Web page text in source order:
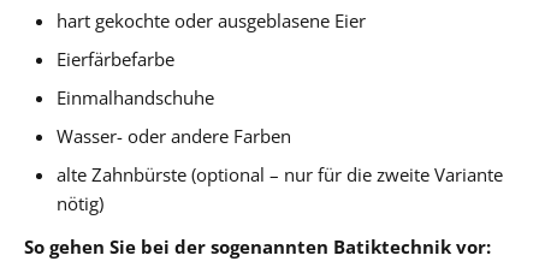
hart gekochte oder ausgeblasene Eier
Eierfärbefarbe
Einmalhandschuhe
Wasser- oder andere Farben
alte Zahnbürste (optional – nur für die zweite Variante
nötig)
So gehen Sie bei der sogenannten Batiktechnik vor: